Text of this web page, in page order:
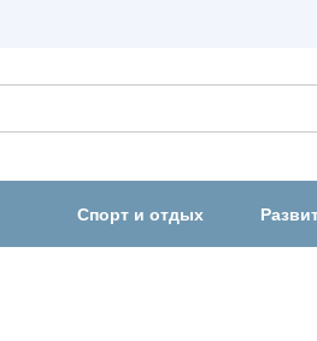
Спорт и отдых